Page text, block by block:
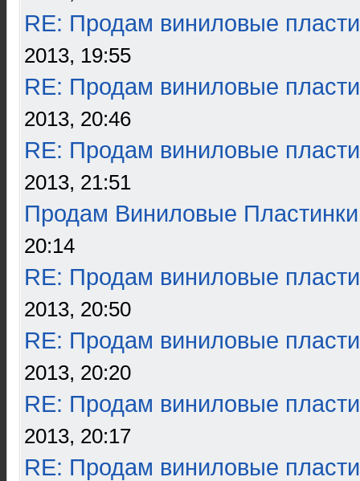
RE: Продам виниловые
2013, 19:55
RE: Продам виниловые
2013, 20:46
RE: Продам виниловые
2013, 21:51
Продам Виниловые Пластинки
20:14
RE: Продам виниловые
2013, 20:50
RE: Продам виниловые
2013, 20:20
RE: Продам виниловые
2013, 20:17
RE: Продам виниловые